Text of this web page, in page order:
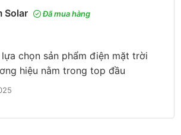
Solar Đã mua hàng
chọn sản phẩm điện mặt trời
hiệu nằm trong top đầu